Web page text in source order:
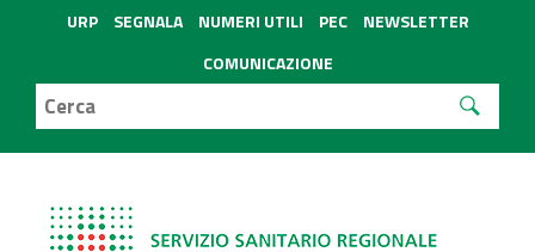
URP SEGNALA NUMERI UTILI PEC
NEWSLETTER
COMUNICAZIONE